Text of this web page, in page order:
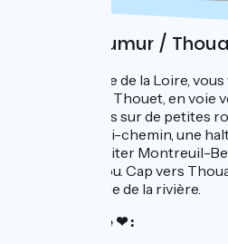
Jour 1 : Saumur /
À la confluence de la Loire,
par la vallée du Thouet, en
kilomètres puis sur de petites
vignobles. À mi-chemin, une
déjeuner et visiter Montreuil-
fortifiée d'Anjou. Cap vers
prendre le large de la rivière.
Nos coups de ❤ :